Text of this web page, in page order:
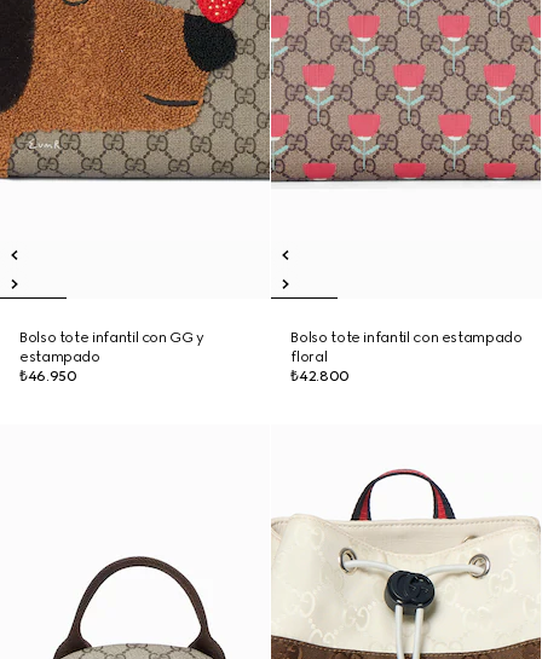
Bolso tote infantil con GG y
estampado
₺46.950
Bolso tote infantil con estampado
floral
₺42.800